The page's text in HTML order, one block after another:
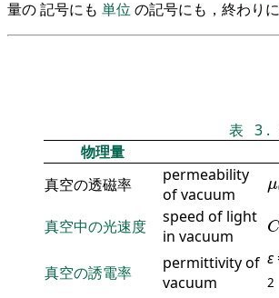
量の 記号にも 単位の記号にも，終わり
表 3 .
物理量
真空の透磁率
permeability
of vacuum
μ
μ
真空中の光速度
speed of light
in vacuum
C
C
真空の誘電率
permittivity of
vacuum
ε
2